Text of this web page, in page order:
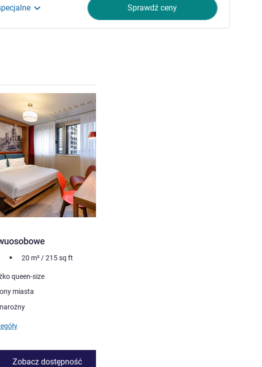
Sprawdź ceny
20 m² /215sq ft
queen-size
miasta
Zobacz dostępność